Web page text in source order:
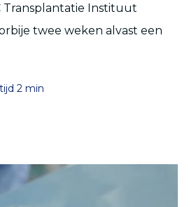
Transplantatie Instituut
twee weken alvast een
2 min